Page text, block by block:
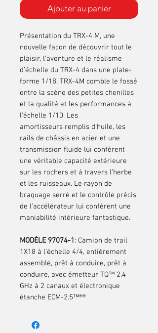
Ajouter au panier
Présentation du TRX-4 M, une
nouvelle façon de découvrir tout le
plaisir, l’aventure et le réalisme
d’échelle du TRX-4 dans une plate-
forme 1/18. TRX-4M comble le fossé
entre la scène des petites chenilles
et la qualité et les performances à
l’échelle 1/10. Les
amortisseurs remplis d’huile, les
rails de châssis en acier et une
transmission fluide lui confèrent
une véritable capacité extérieure
sur les rochers et à travers l’herbe
et les ruisseaux. Le rayon de
braquage serré et le contrôle précis
de l’accélérateur lui confèrent une
maniabilité intérieure fantastique.
MODÈLE 97074-1: Camion de trail
1X18 à l’échelle 4/4, entièrement
assemblé, prêt à conduire, prêt à
conduire, avec émetteur TQ™ 2,4
GHz à 2 canaux et électronique
étanche ECM-2.5™®®